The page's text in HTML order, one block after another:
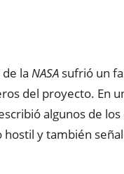
de la NASA sufrió un
del proyecto. En
algunos de
y también